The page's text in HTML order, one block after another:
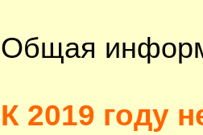
Общая
К 2019 году